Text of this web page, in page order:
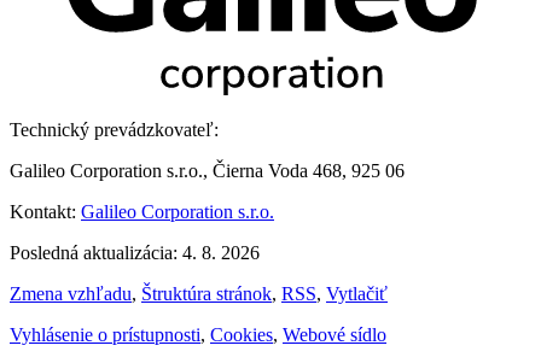
Technický prevádzkovateľ:
Galileo Corporation s.r.o., Čierna Voda 468, 925 06
Kontakt: Galileo Corporation s.r.o.
Posledná aktualizácia: 4. 8. 2026
Zmena vzhľadu, Štruktúra stránok, RSS, Vytlačiť
Vyhlásenie o prístupnosti, Cookies, Webové sídlo